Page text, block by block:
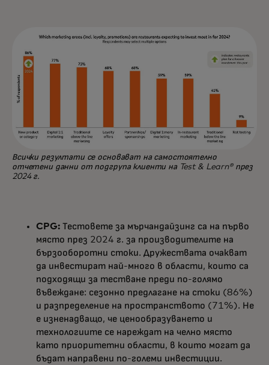
Всички резултати се основават на самостоятелно
отчетени данни от подгрупа клиенти на Test & Learn® през
2024 г.
CPG: Тестовете за мърчандайзинг са на първо
място през 2024 г. за производителите на
бързооборотни стоки. Дружествата очакват
да инвестират най-много в области, които са
подходящи за тестване преди по-голямо
въвеждане: сезонно предлагане на стоки (86%)
и разпределение на пространството (71%). Не
е изненадващо, че ценообразуването и
технологиите се нареждат на челно място
като приоритетни области, в които могат да
бъдат направени по-големи инвестиции.